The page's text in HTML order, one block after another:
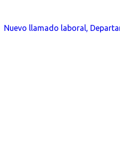
Nuevo llamado laboral,